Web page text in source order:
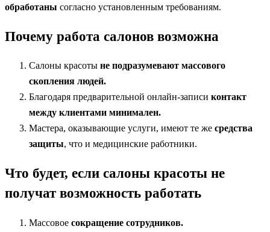
обработаны согласно установленным требованиям.
Почему работа салонов возможна
Салоны красоты не подразумевают массового
скопления людей.
Благодаря предварительной онлайн-записи контакт
между клиентами минимален.
Мастера, оказывающие услуги, имеют те же средства
защиты, что и медицинские работники.
Что будет, если салоны красоты не
получат возможность работать
Массовое сокращение сотрудников.